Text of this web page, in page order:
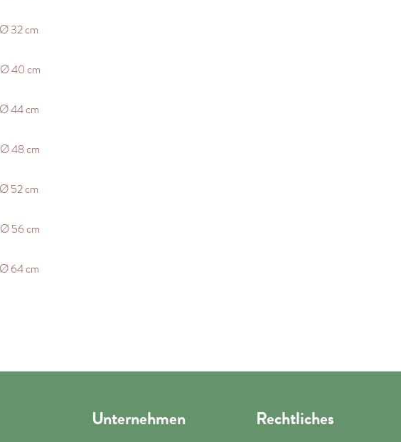
32 cm
40 cm
44 cm
48 cm
52 cm
56 cm
64 cm
Unternehmen Rechtliches